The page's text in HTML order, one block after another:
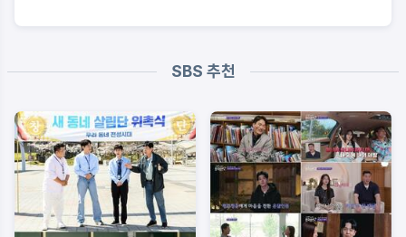
SBS 추천